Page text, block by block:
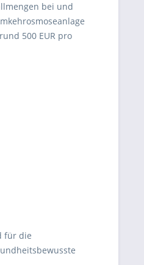
bei und
500 EUR pro
für die